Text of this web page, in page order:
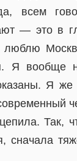
всем
— это в
Я
Я же
Так,
сначала